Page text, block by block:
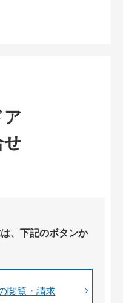
せ
、下記のボタンか
閲覧・請求